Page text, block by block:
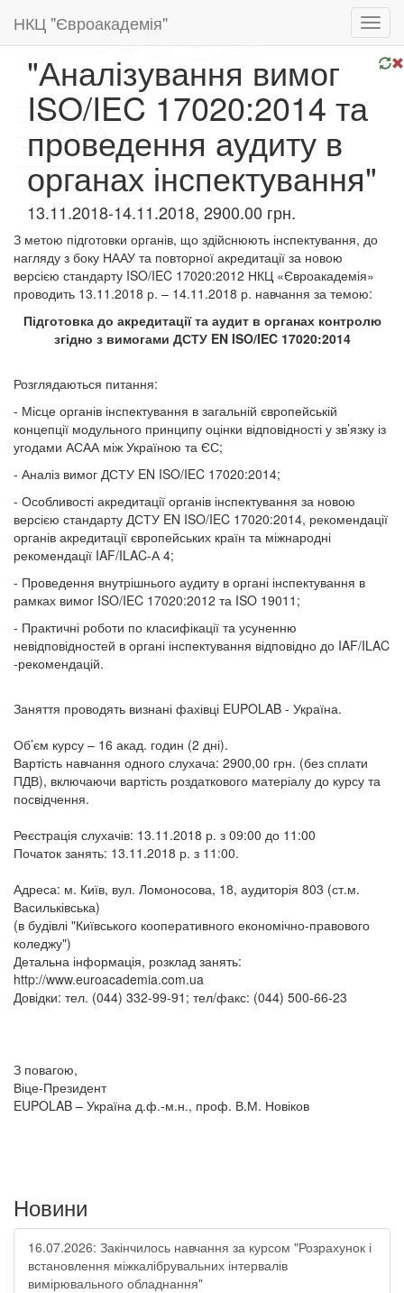
НКЦ "Євроакадемія"
"Аналізування вимог
ISO/IEC 17020:2014 та
проведення аудиту в
органах інспектування"
13.11.2018-14.11.2018, 2900.00 грн.
З метою підготовки органів, що здійснюють інспектування, до
нагляду з боку НААУ та повторної акредитації за новою
версією стандарту ISO/IEC 17020:2012 НКЦ «Євроакадемія»
проводить 13.11.2018 р. – 14.11.2018 р. навчання за темою:
Підготовка до акредитації та аудит в органах контролю
згідно з вимогами ДСТУ EN ISO/IEC 17020:2014
Розглядаються питання:
- Місце органів інспектування в загальній європейській
концепції модульного принципу оцінки відповідності у зв’язку із
угодами АСАА між Україною та ЄС;
- Аналіз вимог ДСТУ EN ISO/IEC 17020:2014;
- Особливості акредитації органів інспектування за новою
версією стандарту ДСТУ EN ISO/IEC 17020:2014, рекомендації
органів акредитації європейських країн та міжнародні
рекомендації IAF/ILAC-А 4;
- Проведення внутрішнього аудиту в органі інспектування в
рамках вимог ISO/IEC 17020:2012 та ISO 19011;
- Практичні роботи по класифікації та усуненню
невідповідностей в органі інспектування відповідно до IAF/ILAC
-рекомендацій.
Заняття проводять визнані фахівці EUPOLAB - Україна.
Об’єм курсу – 16 акад. годин (2 дні).
Вартість навчання одного слухача: 2900,00 грн. (без сплати
ПДВ), включаючи вартість роздаткового матеріалу до курсу та
посвідчення.
Реєстрація слухачів: 13.11.2018 р. з 09:00 до 11:00
Початок занять: 13.11.2018 р. з 11:00.
Адреса: м. Київ, вул. Ломоносова, 18, аудиторія 803 (ст.м.
Васильківська)
(в будівлі "Київського кооперативного економічно-правового
коледжу")
Детальна інформація, розклад занять:
http://www.euroacademia.com.ua
Довідки: тел. (044) 332-99-91; тел/факс: (044) 500-66-23
З повагою,
Віце-Президент
EUPOLAB – Україна д.ф.-м.н., проф. В.М. Новіков
Новини
16.07.2026: Закінчилось навчання за курсом "Розрахунок і
встановлення міжкалібрувальних інтервалів
вимірювального обладнання"